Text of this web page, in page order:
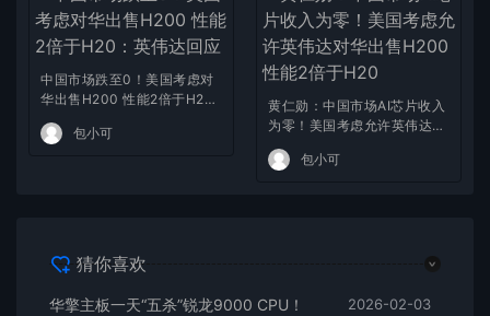
中国市场跌至0！美国考虑对
华出售H200 性能2倍于H2
0：英伟达回应
包小可
黄仁勋：中国市场AI芯片收入
为零！美国考虑允许英伟达对
华出售H200 性能2倍于H20
包小可
猜你喜欢
华擎主板一天“五杀”锐龙9000 CPU！ 2026-02-03